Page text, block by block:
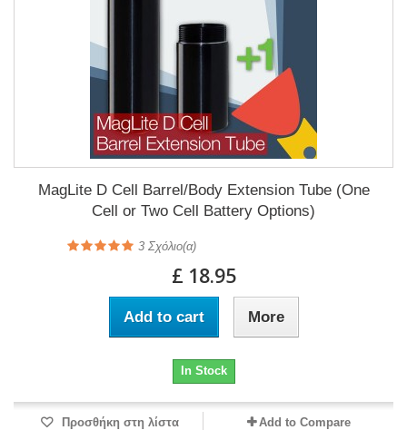
MagLite D Cell Barrel/Body Extension Tube (One
Cell or Two Cell Battery Options)
3 Σχόλιο(α)
£ 18.95
Add to cart More
In Stock
Προσθήκη στη λίστα
Add to Compare